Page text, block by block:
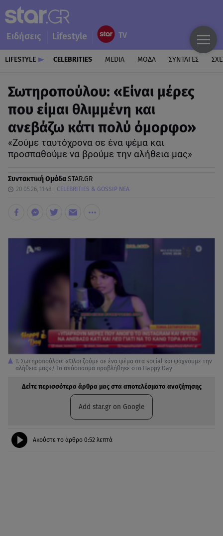
Ειδήσεις Lifestyle
LIFESTYLE CELEBRITIES MEDIA ΜΟΔΑ ΣΥΝΤΑΓΕΣ
Σωτηροπούλου: «Είναι μέρες
που είμαι θλιμμένη και
ανεβάζω κάτι πολύ όμορφο»
«Ζούμε ταυτόχρονα σε ένα ψέμα και
προσπαθούμε να βρούμε την αλήθεια μας»
Συντακτική ΟμάδαSTAR.GR
20.05.26, 11:48 CELEBRITIES & GOSSIP ΝΕΑ
Τ. Σωτηροπούλου: «Όλοι ζούμε σε ένα ψέμα στα social και ψάχνουμε την
αλήθεια μας»/ Το απόσπασμα προβλήθηκε στo Happy Day
Δείτε περισσότερα άρθρα μας στα αποτελέσματα αναζήτησης
Add star.gr on Google
Ακούστε το άρθρο 0:52 λεπτά